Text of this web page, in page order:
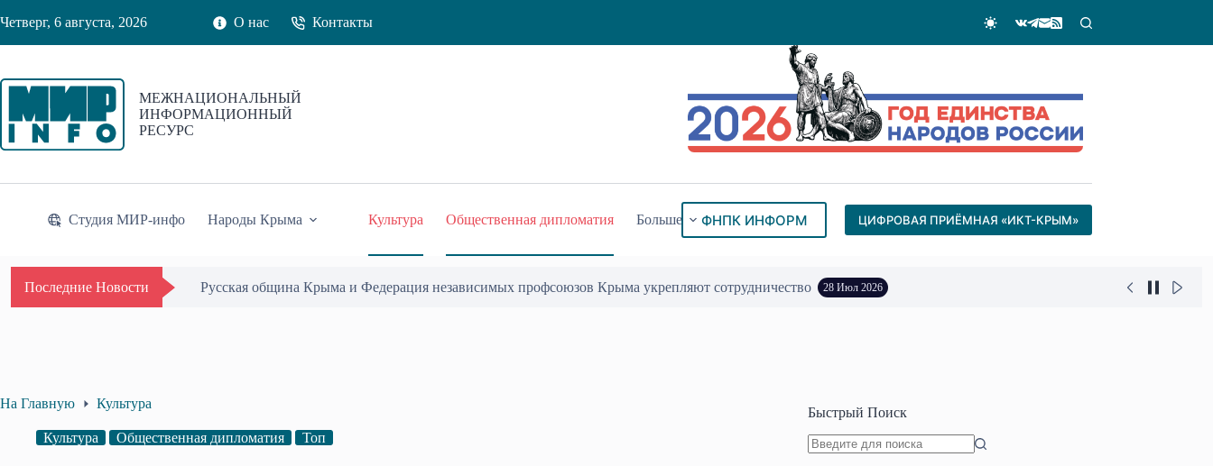
к
Четверг, 6 августа, 2026 О нас Контакты
МЕЖНАЦИОНАЛЬНЫЙ
ИНФОРМАЦИОННЫЙ
РЕСУРС
Студия МИР-инфо Народы Крыма Культура Общественная дипломатия Больше ФНПК ИНФОРМ ЦИФРОВАЯ ПРИЁМНАЯ «ИКТ-КРЫМ»
Последние Новости Русская община Крыма и Федерация независимых профсоюзов Крыма укрепляют сотрудничество 28 Июл 2026
На Главную Культура
Культура Общественная дипломатия Топ
Быстрый Поиск